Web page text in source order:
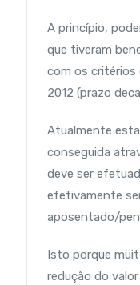
A princípio,
que tiveram
com os critérios
2012 (prazo
Atualmente
conseguida
deve ser
efetivamente
aposentado/
Isto porque
redução do